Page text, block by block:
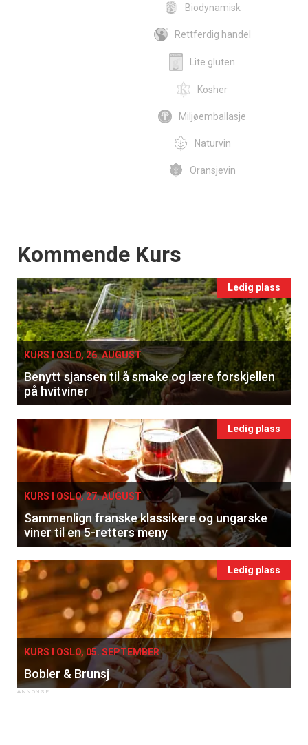
Biodynamisk
Rettferdig handel
Lite gluten
Kosher
Miljøemballasje
Naturvin
Oransjevin
Events
Kommende Kurs
Ledig plass
KURS I OSLO, 26. AUGUST
Benytt sjansen til å smake og lære forskjellen
på hvitviner
Ledig plass
KURS I OSLO, 27. AUGUST
Sammenlign franske klassikere og ungarske
viner til en 5-retters meny
Ledig plass
KURS I OSLO, 05. SEPTEMBER
Bobler & Brunsj